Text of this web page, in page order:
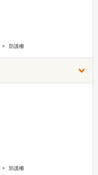
防護柵
防護柵